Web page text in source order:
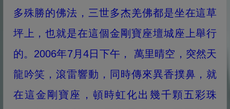
多殊勝的佛法，三世多杰羌佛都是坐在這草
坪上，也就是在這個金剛寶座壇城座上舉行
的。2006年7月4日下午， 萬里晴空，突然天
龍吟笑，滾雷響動，同時傳來異香撲鼻，就
在這金剛寶座，頓時虹化出幾千顆五彩珠